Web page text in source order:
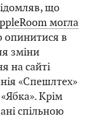
що
могла
опинитися в
зміни
на сайті
«Спешлтех»
Крім
спільною